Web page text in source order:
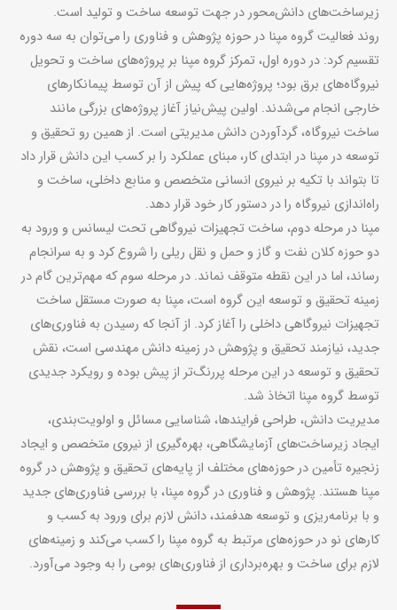
زیرساختهای دانشمحور در جهت توسعه ساخت و تولید است.
روند فعالیت گروه مپنا در حوزه پژوهش و فناوری را می‌توان به سه دوره
تقسیم کرد: در دوره اول، تمرکز گروه مپنا بر پروژه‌های ساخت و تحویل
نیروگاههای برق بود؛ پروژههایی که پیش از آن توسط پیمانکارهای
خارجی انجام میشدند. اولین پیش‌نیاز آغاز پروژه‌های بزرگی مانند
ساخت نیروگاه، گردآوردن دانش مدیریتی است. از همین رو تحقیق و
توسعه در مپنا در ابتدای کار، مبنای عملکرد را بر کسب این دانش قرار داد
تا بتواند با تکیه بر نیروی انسانی متخصص و منابع داخلی، ساخت و
راهاندازی نیروگاه را در دستور کار خود قرار دهد.
مپنا در مرحله دوم، ساخت تجهیزات نیروگاهی تحت ‌لیسانس و ورود به
دو حوزه کلان نفت و گاز و حمل و نقل ریلی را شروع کرد و به سرانجام
رساند، اما در این نقطه متوقف نماند. در مرحله سوم که مهم‌ترین گام در
زمینه تحقیق و توسعه این گروه است، مپنا به صورت مستقل ساخت
تجهیزات نیروگاهی داخلی را آغاز کرد. از آنجا که رسیدن به فناوری‌های
جدید، نیازمند تحقیق و پژوهش در زمینه دانش مهندسی است، نقش
تحقیق و توسعه در این مرحله پررنگ‌تر از پیش بوده و رویکرد جدیدی
توسط گروه مپنا اتخاذ شد.
مدیریت دانش، طراحی فرایندها، شناسایی مسائل و اولویت‌بندی،
ایجاد زیرساخت‌های آزمایشگاهی، بهره‌گیری از نیروی متخصص و ایجاد
زنجیره تأمین در حوزه‌های مختلف از پایه‌های تحقیق و پژوهش در گروه
مپنا هستند. پژوهش و فناوری در گروه مپنا، با بررسی فناوری‌های جدید
و با برنامه‌ریزی و توسعه هدفمند، دانش لازم برای ورود به کسب و
کارهای نو در حوزه‌های مرتبط به گروه مپنا را کسب می‌کند و زمینه‌های
لازم برای ساخت و بهره‌برداری از فناوری‌های بومی را به وجود می‌آورد.